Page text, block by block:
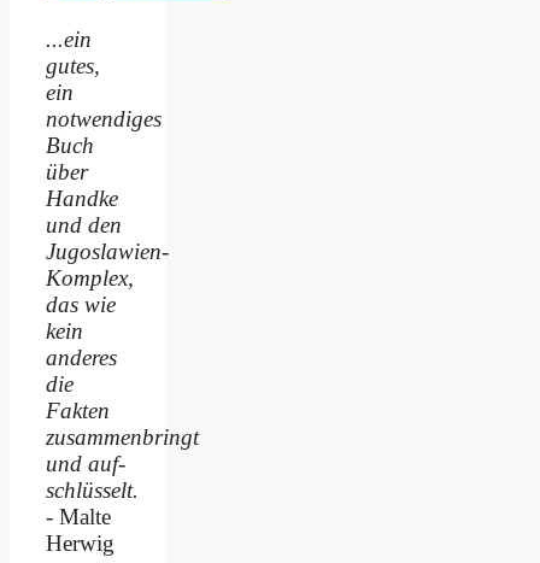
...ein
gutes,
ein
notwendiges
Buch
über
Handke
und den
Jugoslawien-
Komplex,
das wie
kein
anderes
die
Fakten
zusammenbringt
und auf­
schlüsselt.
- Malte
Herwig